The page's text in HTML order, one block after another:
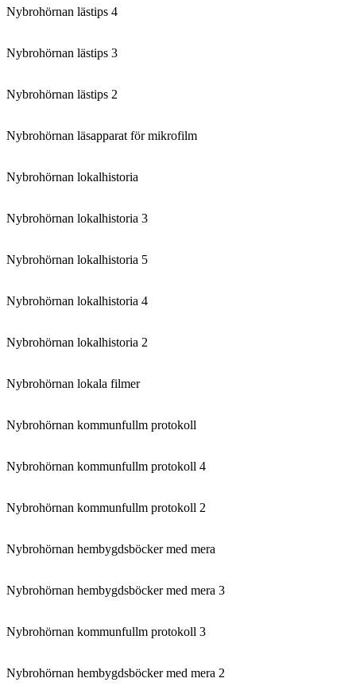
Nybrohörnan lästips 4
Nybrohörnan lästips 3
Nybrohörnan lästips 2
Nybrohörnan läsapparat för mikrofilm
Nybrohörnan lokalhistoria
Nybrohörnan lokalhistoria 3
Nybrohörnan lokalhistoria 5
Nybrohörnan lokalhistoria 4
Nybrohörnan lokalhistoria 2
Nybrohörnan lokala filmer
Nybrohörnan kommunfullm protokoll
Nybrohörnan kommunfullm protokoll 4
Nybrohörnan kommunfullm protokoll 2
Nybrohörnan hembygdsböcker med mera
Nybrohörnan hembygdsböcker med mera 3
Nybrohörnan kommunfullm protokoll 3
Nybrohörnan hembygdsböcker med mera 2